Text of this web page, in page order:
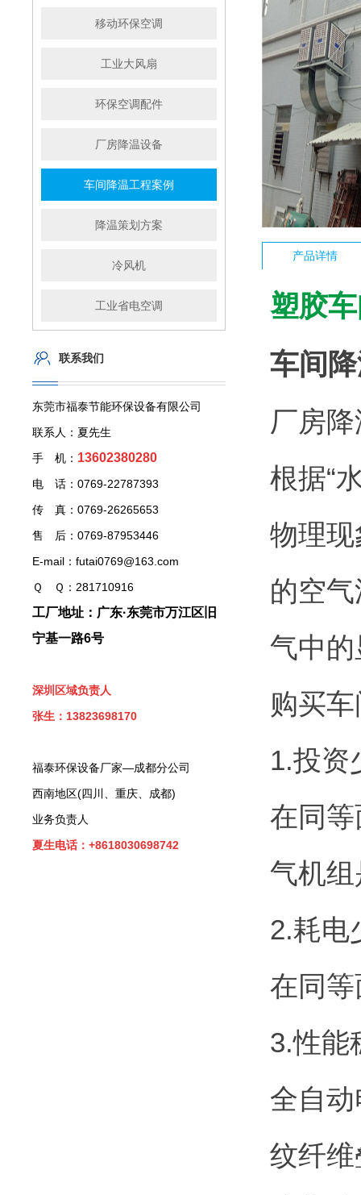
移动环保空调
工业大风扇
环保空调配件
厂房降温设备
车间降温工程案例
降温策划方案
冷风机
工业省电空调
联系我们
东莞市福泰节能环保设备有限公司
联系人：夏先生
手 机： 13602380280
电 话：0769-22787393
传 真：0769-26265653
售 后：0769-87953446
E-mail：futai0769@163.com
Ｑ Ｑ：281710916
工厂地址：广东·东莞市万江区旧
宁基一路6号
深圳区域负责人
张生：13823698170
福泰环保设备厂家—成都分公司
西南地区(四川、重庆、成都)
业务负责人
夏生电话：+8618030698742
产品详情
塑胶
车间
厂房
根据“
物理
的空
气中
购买
1.投资
在同
气机
2.耗电
在同
3.性能
全自
纹纤